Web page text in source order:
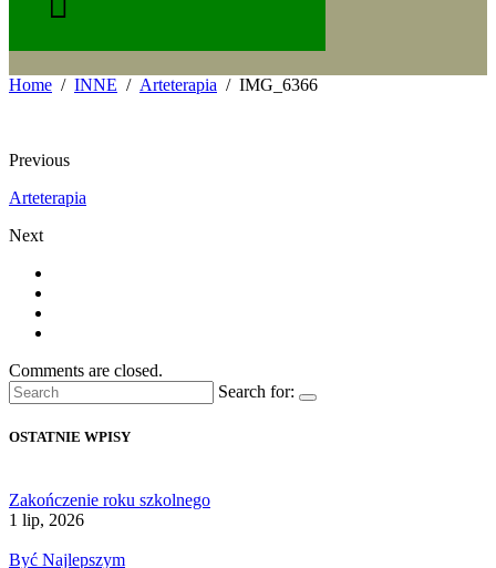
Home INNE Arteterapia IMG_6366
Previous
Arteterapia
Next
Comments are closed.
Search for:
OSTATNIE WPISY
Zakończenie roku szkolnego
1 lip, 2026
Być Najlepszym